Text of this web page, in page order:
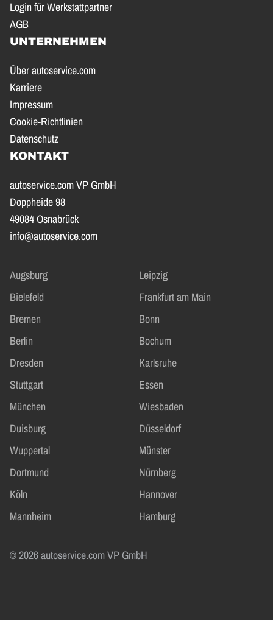
Login für Werkstattpartner
AGB
UNTERNEHMEN
Über autoservice.com
Karriere
Impressum
Cookie-Richtlinien
Datenschutz
KONTAKT
autoservice.com VP GmbH
Doppheide 98
49084 Osnabrück
info@autoservice.com
Augsburg
Leipzig
Bielefeld
Frankfurt am Main
Bremen
Bonn
Berlin
Bochum
Dresden
Karlsruhe
Stuttgart
Essen
München
Wiesbaden
Duisburg
Düsseldorf
Wuppertal
Münster
Dortmund
Nürnberg
Köln
Hannover
Mannheim
Hamburg
© 2026 autoservice.com VP GmbH